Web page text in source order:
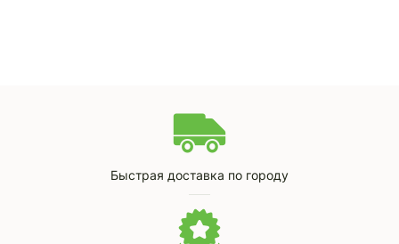
Быстрая доставка по городу